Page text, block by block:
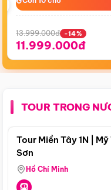
13.999.000đ -14%
11.999.000đ
TOUR TRONG
Tour Miền Tây 1N |
Sơn
Hồ Chí Minh